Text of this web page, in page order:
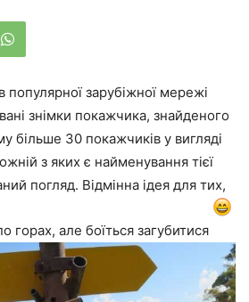
популярної зарубіжної мережі
знімки покажчика, знайденого
більше 30 покажчиків у вигляді
з яких є найменування тієї
погляд. Відмінна ідея для тих,
горах, але боїться загубитися